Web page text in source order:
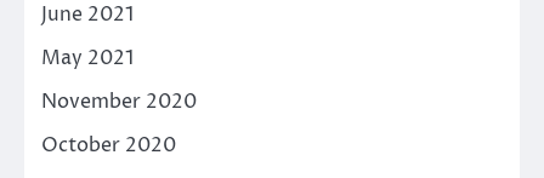
June 2021
May 2021
November 2020
October 2020